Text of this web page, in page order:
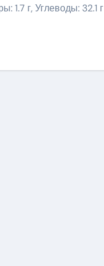
1.7 г, Углеводы: 32.1 г